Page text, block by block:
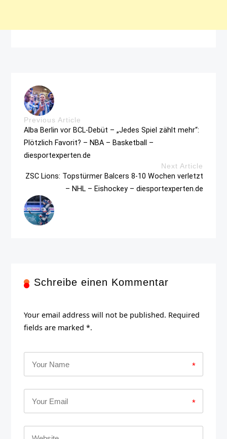
Previous Article
Alba Berlin vor BCL-Debüt – „Jedes Spiel zählt mehr“:
Plötzlich Favorit? – NBA – Basketball –
diesportexperten.de
Next Article
ZSC Lions: Topstürmer Balcers 8-10 Wochen verletzt
– NHL – Eishockey – diesportexperten.de
Schreibe einen Kommentar
Your email address will not be published. Required
fields are marked *.
*
*